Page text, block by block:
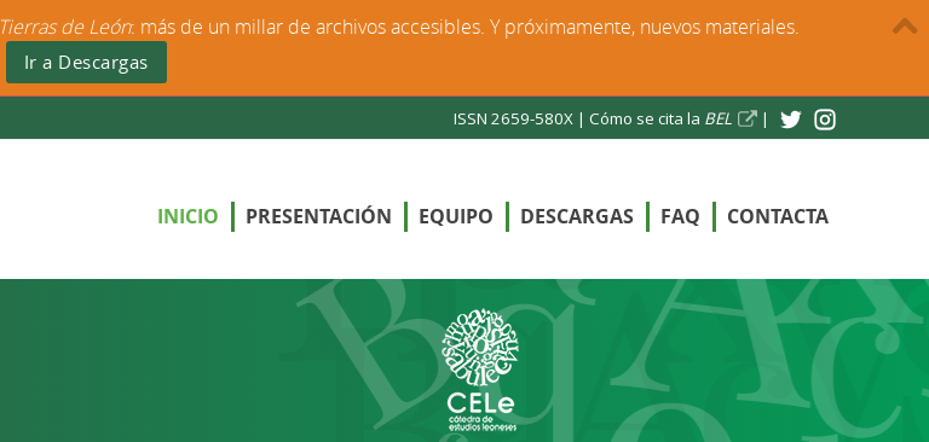
ISSN 2659-580X | Cómo se cita la BEL |
INICIO PRESENTACIÓN EQUIPO DESCARGAS FAQ CONTACTA
Tierras de León: más de un millar de archivos accesibles. Y próximamente, nuevos materiales.
Ir a Descargas